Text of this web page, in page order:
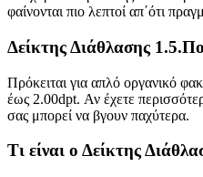
φαίνονται πιο λεπτοί απ΄ότι
Δείκτης Διάθλασης
Πρόκειται για απλό οργανικό
έως 2.00dpt. Αν έχετε
σας μπορεί να βγουν παχύτερα.
Τι είναι ο Δείκτης